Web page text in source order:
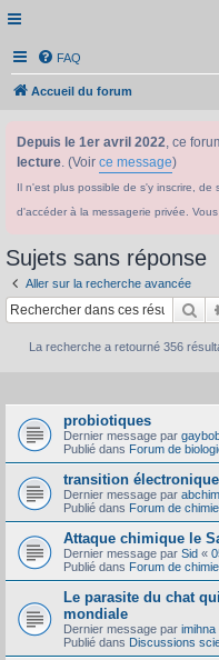
FAQ
Accueil du forum
Depuis le 1er avril 2022, ce
lecture. (Voir ce message)
Il n'est plus possible de s'y inscrire,
d'accéder à la messagerie privée.
Sujets sans réponse
Aller sur la recherche avancée
La recherche a retourné 356
probiotiques
Dernier message par
Publié dans Forum de
transition électronique
Dernier message par
Publié dans Forum de chimie
Attaque chimique le
Dernier message par Sid «
Publié dans Forum de chimie
Le parasite du chat
mondiale
Dernier message par imihna
Publié dans Discussions